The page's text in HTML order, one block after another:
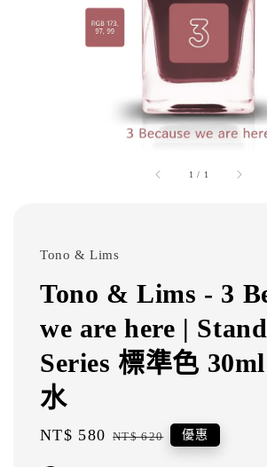
1 / 1
Tono & Lims
Tono & Lims - 3
we are here |
Series 標準色
水
Sale
NT$ 580 Regular
NT$ 620 優惠